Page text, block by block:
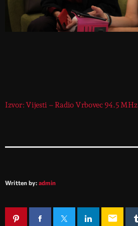
Izvor: Vijesti – Radio Vrbovec 94.5 MHz
Written by: admin
email